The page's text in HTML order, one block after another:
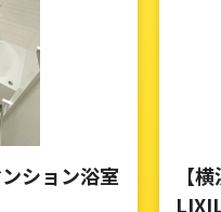
ション浴室
【